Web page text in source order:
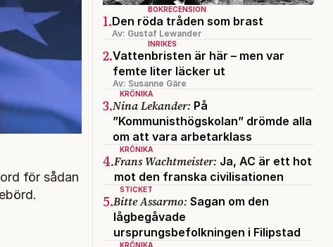
för sådan
BOKRECENSION
1.Den röda tråden som brast
Av: Gustaf Lewander
INRIKES
2.Vattenbristen är här – men var
femte liter läcker ut
Av: Susanne Gäre
KRÖNIKA
3.Nina Lekander: På
”Kommunisthögskolan” drömde alla
om att vara arbetarklass
KRÖNIKA
4.Frans Wachtmeister: Ja, AC är ett hot
mot den franska civilisationen
STICKET
5.Bitte Assarmo: Sagan om den
lågbegåvade
ursprungsbefolkningen i Filipstad
KRÖNIKA